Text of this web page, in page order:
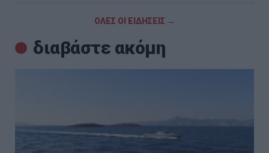
ΟΛΕΣ ΟΙ ΕΙΔΗΣΕΙΣ →
διαβάστε ακόμη